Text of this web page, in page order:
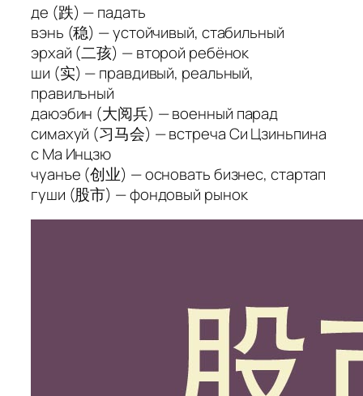
де (跌) — падать
вэнь (稳) — устойчивый, стабильный
эрхай (二孩) — второй ребёнок
ши (实) — правдивый, реальный,
правильный
даюэбин (大阅兵) — военный парад
симахуй (习马会) — встреча Си Цзиньпина
с Ма Инцзю
чуанъе (创业) — основать бизнес, стартап
гуши (股市) — фондовый рынок